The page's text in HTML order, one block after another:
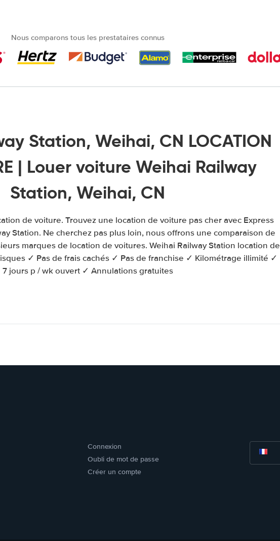
Nous comparons tous les prestataires connus
Station, Weihai, CN LOCATION
| Louer voiture Weihai Railway
Station, Weihai, CN
de voiture. Trouvez une location de voiture pas cher avec Express
Station. Ne cherchez pas plus loin, nous offrons une comparaison de
marques de location de voitures. Weihai Railway Station location de
✓ Pas de frais cachés ✓ Pas de franchise ✓ Kilométrage illimité ✓
7 jours p / wk ouvert ✓ Annulations gratuites
Connexion
Oubli de mot de passe
Créer un compte